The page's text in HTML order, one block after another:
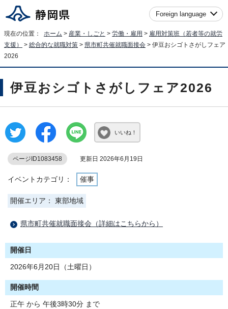
Foreign language
現在の位置： ホーム > 産業・しごと > 労働・雇用 > 雇用対策班（若者等の就労
支援）
> 総合的な就職対策 > 県市町共催就職面接会 > 伊豆おシゴトさがしフェア
2026
伊豆おシゴトさがしフェア2026
いいね！
ページID1083458 更新日 2026年6月19日
イベントカテゴリ： 催事
開催エリア： 東部地域
県市町共催就職面接会（詳細はこちらから）
開催日
2026年6月20日（土曜日）
開催時間
正午 から 午後3時30分 まで